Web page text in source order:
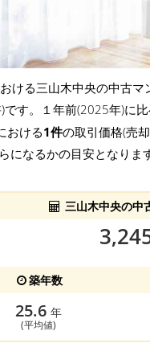
ける三山木中央の中古
)です。１年前(2025年)に
おける1件の取引価格(売
になるかの目安となります
三山木中央の中
築年数
25.6 年
(平均値)